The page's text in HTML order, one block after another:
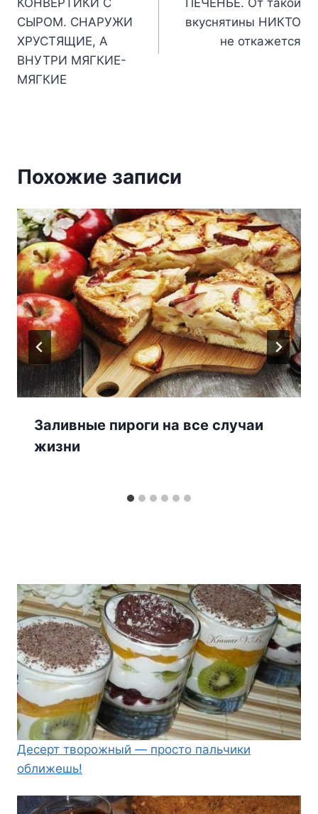
записям
СЫРОМ. СНАРУЖИ
ХРУСТЯЩИЕ, А
ВНУТРИ МЯГКИЕ-
МЯГКИЕ
вкуснятины НИКТО
не откажется
Похожие записи
Заливные пироги на вce cлyчаи
жизни
Десерт творожный — просто пальчики
оближешь!